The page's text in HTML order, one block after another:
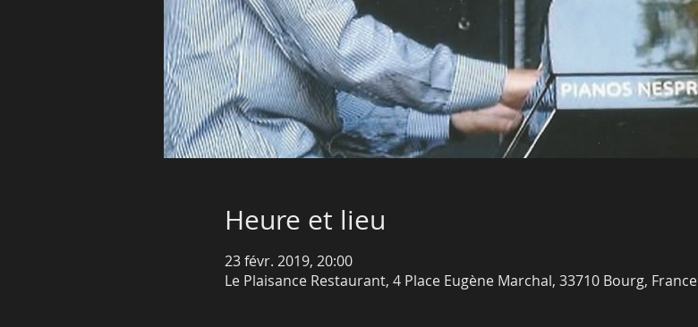
Heure et lieu
23 févr. 2019, 20:00
Le Plaisance Restaurant, 4 Place Eugène Marchal, 33710 Bourg, France